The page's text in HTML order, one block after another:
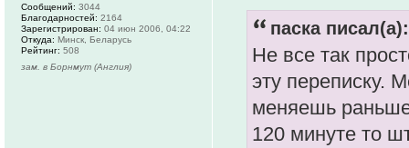
паска писал(а):
Не все так
эту переписку.
меняешь
120 минуте то
Сообщений: 3044
Благодарностей: 2164
Зарегистрирован: 04 июн 2006, 04:22
Откуда: Минск, Беларусь
Рейтинг: 508
зам. в Борнмут (Англия)